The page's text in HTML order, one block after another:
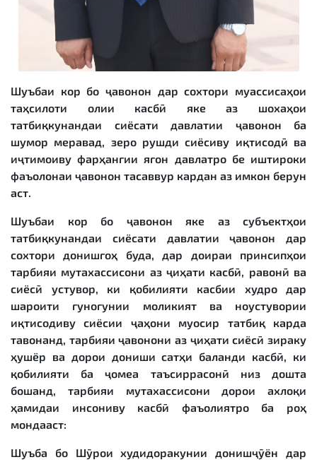
Шуъбаи кор бо ҷавонон дар сохтори муассисаҳои
таҳсилоти олии касбӣ яке аз шохаҳои
татбиқкунандаи сиёсати давлатии ҷавонон ба
шумор меравад, зеро рушди сиёсиву иқтисодӣ ва
иҷтимоиву фарҳангии ягон давлатро бе иштироки
фаъолонаи ҷавонон тасаввур кардан аз имкон берун
аст.
Шуъбаи кор бо ҷавонон яке аз субъектҳои
татбиқкунандаи сиёсати давлатии ҷавонон дар
сохтори донишгоҳ буда, дар доираи принсипҳои
тарбияи мутахассисони аз ҷиҳати касбӣ, равонӣ ва
сиёсӣ устувор, ки қобилияти касбии худро дар
шароити гуногунии моликият ва ноустувории
иқтисодиву сиёсии ҷаҳони муосир татбиқ карда
тавонанд, тарбияи ҷавонони аз ҷиҳати сиёсӣ зираку
ҳушёр ва дорои дониши сатҳи баланди касбӣ, ки
қобилияти ба ҷомеа таъсиррасонӣ низ дошта
бошанд, тарбияи мутахассисони дорои ахлоқи
ҳамидаи инсониву касбӣ фаъолиятро ба роҳ
мондааст:
Шуъба бо Шӯрои худидоракунии донишҷӯён дар